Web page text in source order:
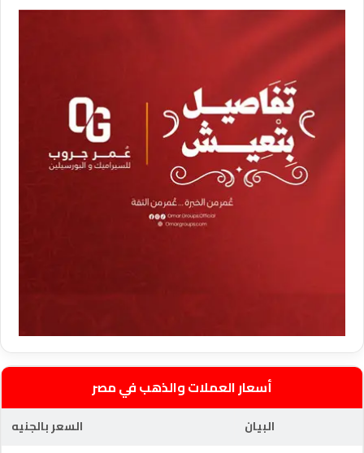
أسعار العملات والذهب في مصر
البيان
السعر بالجنيه